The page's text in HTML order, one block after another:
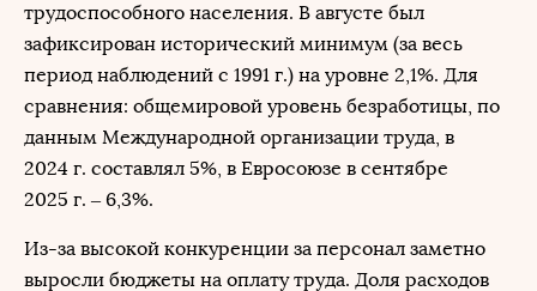
трудоспособного населения. В августе был
зафиксирован исторический минимум (за весь
период наблюдений с 1991 г.) на уровне 2,1%. Для
сравнения: общемировой уровень безработицы, по
данным Международной организации труда, в
2024 г. составлял 5%, в Евросоюзе в сентябре
2025 г. – 6,3%.
Из-за высокой конкуренции за персонал заметно
выросли бюджеты на оплату труда. Доля расходов